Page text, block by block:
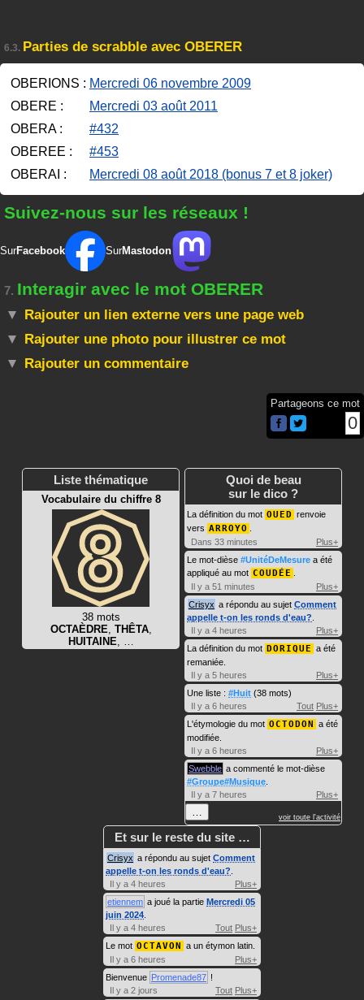
6.3. Parties de scrabble avec OBERER
OBERIONS : Mercredi 06 novembre 2009
OBERE :
Mercredi 03 août 2011
OBERA :
#432
OBEREE :
#453
OBERAI :
Mercredi 08 août 2018 (bonus 7 et 8 joker)
Suivez-nous sur les réseaux !
SurFacebook SurMastodon
7. Interagir avec le mot OBERER
Rajouter un lien externe vers une page web
Rajouter une photo pour illustrer ce mot
Rajouter un commentaire
Partageons ce mot
0
Liste thématique
Vocabulaire du chiffre 8
38 mots
OCTAÈDRE THÊTA,
HUITAINE
Quoi de beau
sur le dico ?
La définition du mot OUED renvoie
vers ARROYO
Dans 33 minutes
Plus+
Le mot-dièse #UnitéDeMesure a été
appliqué au mot COUDÉE
Il y a 51 minutes
Plus+
Crisyx a répondu au sujet Comment
appelle t-on les ronds d'eau?
Il y a 4 heures
Plus+
La définition du mot DORIQUE a été
remaniée.
Il y a 5 heures
Plus+
Une liste : #Huit (38 mots)
Il y a 6 heures
Tout Plus+
L'étymologie du mot OCTODON a été
modifiée.
Il y a 6 heures
Plus+
Swebble a commenté le mot-dièse
#Groupe#Musique
Il y a 7 heures
Plus+
voir toute l'activité
Et sur le reste du site …
Crisyx a répondu au sujet Comment
appelle t-on les ronds d'eau?
Il y a 4 heures
Plus+
etiennem a joué la partie Mercredi 05
juin 2024
Il y a 4 heures
Tout Plus+
Le mot OCTAVON a un étymon latin.
Il y a 6 heures
Plus+
Bienvenue Promenade87 !
Il y a 2 jours
Tout Plus+